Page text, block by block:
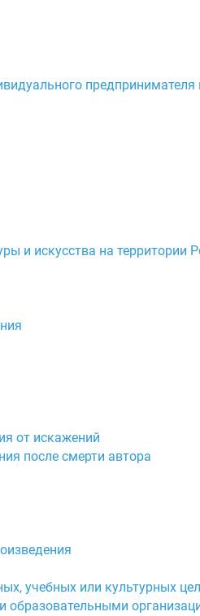
и искусства на территории
от искажений
после смерти автора
учебных или культурных
образовательными